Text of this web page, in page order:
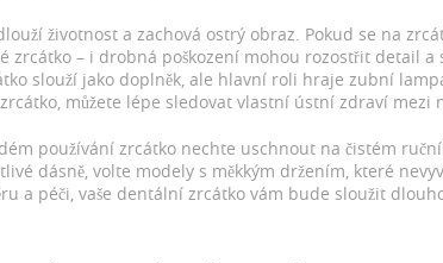
životnost a zachová ostrý obraz. Pokud se na
zrcátko – i drobná poškození mohou rozostřit detail
slouží jako doplněk, ale hlavní roli hraje zubní
můžete lépe sledovat vlastní ústní zdraví mezi
používání zrcátko nechte uschnout na čistém
dásně, volte modely s měkkým držením, které
a péči, vaše dentální zrcátko vám bude sloužit